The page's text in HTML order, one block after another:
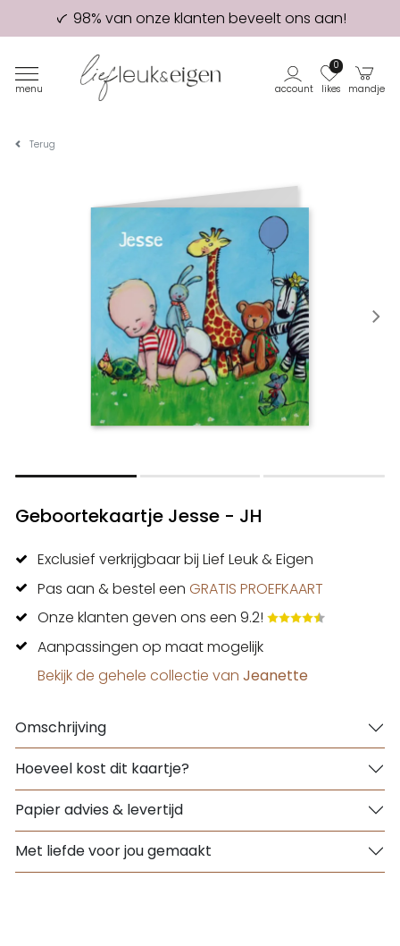
98% van onze klanten beveelt ons aan!
Eerste proefdruk GRATIS
menu account likes
0
mandje
Terug
Geboortekaartje Jesse - JH
Exclusief verkrijgbaar bij Lief Leuk & Eigen
Pas aan & bestel een GRATIS PROEFKAART
Onze klanten geven ons een 9.2!
Aanpassingen op maat mogelijk
Bekijk de gehele collectie van Jeanette
Omschrijving
Hoeveel kost dit kaartje?
Papier advies & levertijd
Met liefde voor jou gemaakt